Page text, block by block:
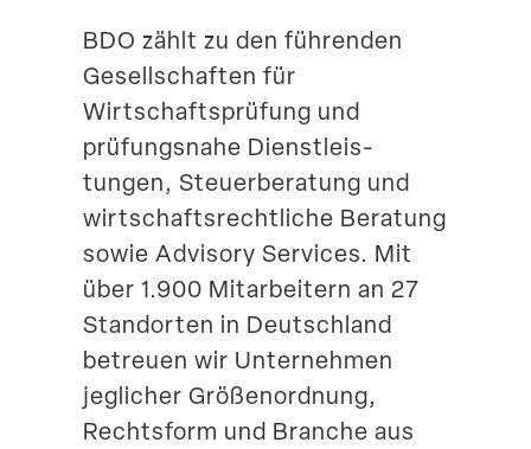
Suche
BDO zählt zu den führenden
Gesell­schaften für
Wirtschafts­prüfung und
prüfungsnahe Dienst­leis­
tungen, Steuer­be­ratung und
wirtschafts­recht­liche Beratung
sowie Advisory Services. Mit
über 1.900 Mitar­beitern an 27
Stand­orten in Deutschland
betreuen wir Unter­nehmen
jeglicher Größen­ordnung,
Rechtsform und Branche aus